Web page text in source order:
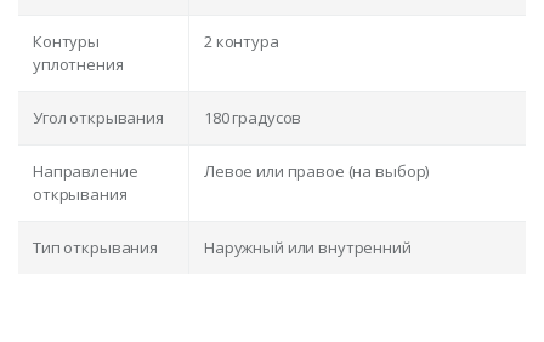
Контуры
уплотнения
2 контура
Угол открывания 180 градусов
Направление
открывания
Левое или правое (на выбор)
Тип открывания Наружный или внутренний